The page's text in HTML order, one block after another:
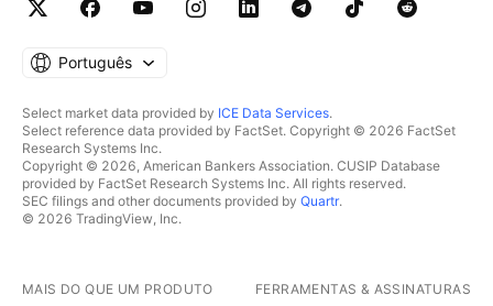
Português
Select market data provided by ICE Data Services.
Select reference data provided by FactSet. Copyright © 2026 FactSet
Research Systems Inc.
Copyright © 2026, American Bankers Association. CUSIP Database
provided by FactSet Research Systems Inc. All rights reserved.
SEC filings and other documents provided by Quartr.
© 2026 TradingView, Inc.
MAIS DO QUE UM PRODUTO FERRAMENTAS & ASSINATURAS